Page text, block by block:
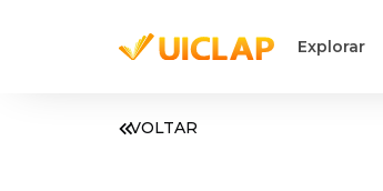
Explorar
VOLTAR